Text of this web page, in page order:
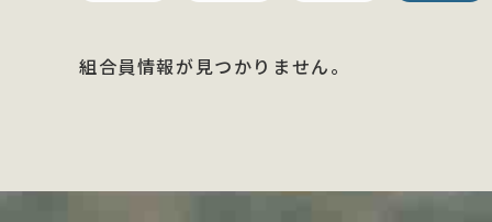
組合員情報が見つかりません。